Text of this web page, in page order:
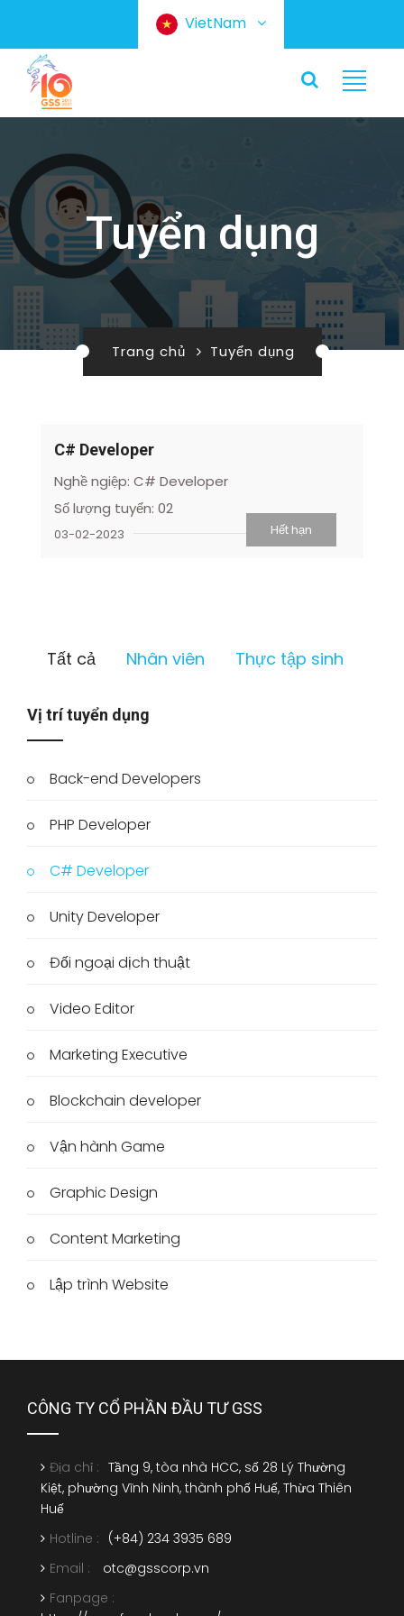
VietNam
Tuyển dụng
Trang chủ Tuyển dụng
C# Developer
Nghề ngiệp: C# Developer
Số lượng tuyển: 02
03-02-2023 Hết hạn
Tất cả Nhân viên Thực tập sinh
Vị trí tuyển dụng
Back-end Developers
PHP Developer
C# Developer
Unity Developer
Đối ngoại dịch thuật
Video Editor
Marketing Executive
Blockchain developer
Vận hành Game
Graphic Design
Content Marketing
Lập trình Website
CÔNG TY CỔ PHẦN ĐẦU TƯ GSS
Địa chỉ : Tầng 9, tòa nhà HCC, số 28 Lý Thường
Kiệt, phường Vĩnh Ninh, thành phố Huế, Thừa Thiên
Huế
Hotline : (+84) 234 3935 689
Email :
otc@gsscorp.vn
Fanpage :